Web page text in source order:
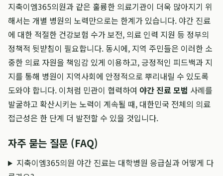
지축이엠365의원과 같은 훌륭한 의료기관이 더욱 많아지기 위
해서는 개별 병원의 노력만으로는 한계가 있습니다. 야간 진료
에 대한 적절한 건강보험 수가 보전, 의료 인력 지원 등 정부의
정책적 뒷받침이 필요합니다. 동시에, 지역 주민들은 이러한 소
중한 의료 자원을 책임감 있게 이용하고, 긍정적인 피드백과 지
지를 통해 병원이 지역사회에 안정적으로 뿌리내릴 수 있도록
도와야 합니다. 이처럼 민관이 협력하여 야간 진료 모범 사례를
발굴하고 확산시키는 노력이 계속될 때, 대한민국 전체의 의료
접근성은 한 단계 더 발전할 수 있을 것입니다.
자주 묻는 질문 (FAQ)
지축이엠365의원 야간 진료는 대학병원 응급실과 어떻게 다